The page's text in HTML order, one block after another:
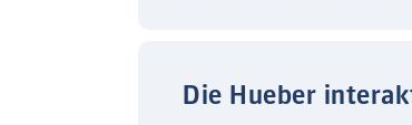
Die Hueber